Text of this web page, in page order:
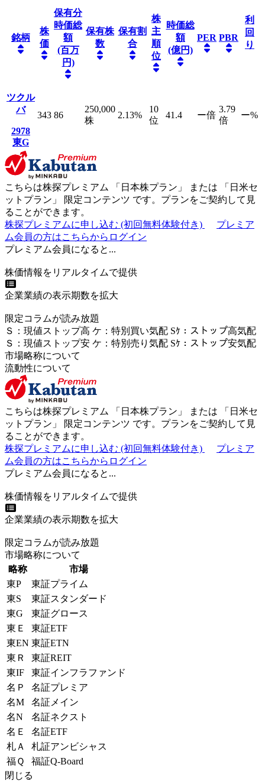
銘柄
株
価
保有分
時価総
額
(百万
円)
保有株
数
保有割
合
株
主
順
位
時価総
額
(億円)
PER PBR
利
回
り
ツクル
バ
2978
東G
343 86
250,000
株
2.13%
10
位
41.4 ー倍
3.79
倍
ー%
こちらは株探プレミアム 「 日本株プラン 」 または 「 日米セ
ットプラン 」 限定コンテンツ です。プランをご契約して見
ることができます。
株探プレミアムに申し込む (初回無料体験付き)
プレミア
ム会員の方はこちらからログイン
プレミアム会員になると...
株価情報をリアルタイムで提供
企業業績の表示期数を拡大
限定コラムが読み放題
Ｓ ： 現値ストップ高 ケ ： 特別買い気配 Sｹ ： ストップ高気配
Ｓ ： 現値ストップ安 ケ ： 特別売 り 気配 Sｹ ： ストップ安気配
市場略称について
流動性について
こちらは株探プレミアム 「 日本株プラン 」 または 「 日米セ
ットプラン 」 限定コンテンツ です。プランをご契約して見
ることができます。
株探プレミアムに申し込む (初回無料体験付き)
プレミア
ム会員の方はこちらからログイン
プレミアム会員になると...
株価情報をリアルタイムで提供
企業業績の表示期数を拡大
限定コラムが読み放題
市場略称について
略称
市場
東P
東証プライム
東S
東証スタンダード
東G
東証グロース
東Ｅ
東証ETF
東EN 東証ETN
東Ｒ
東証REIT
東IF
東証インフラファンド
名Ｐ
名証プレミア
名M
名証メイン
名N
名証ネクスト
名Ｅ
名証ETF
札Ａ
札証アンビシャス
福Ｑ
福証Q-Board
閉じる